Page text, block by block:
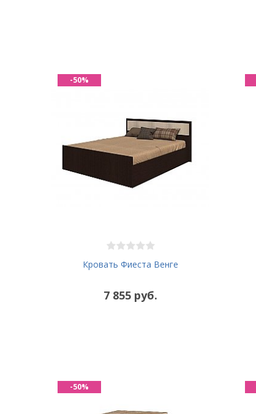
Кровать Фиеста Венге
7 855 руб.
-50%
-50%